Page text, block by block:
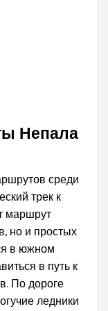
Непала
среди
трек к
маршрут
но и простых
в южном
в путь к
По дороге
ледники